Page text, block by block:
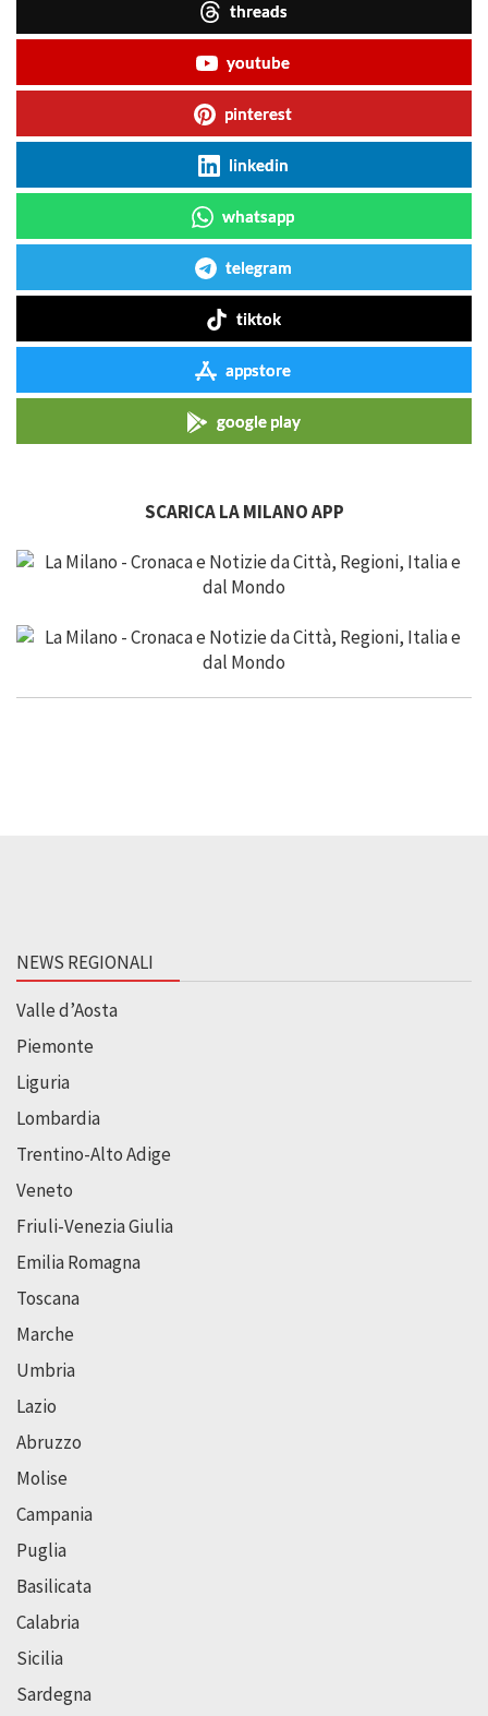
threads
youtube
pinterest
linkedin
whatsapp
telegram
tiktok
appstore
google play
SCARICA LA MILANO APP
NEWS REGIONALI
Valle d’Aosta
Piemonte
Liguria
Lombardia
Trentino-Alto Adige
Veneto
Friuli-Venezia Giulia
Emilia Romagna
Toscana
Marche
Umbria
Lazio
Abruzzo
Molise
Campania
Puglia
Basilicata
Calabria
Sicilia
Sardegna